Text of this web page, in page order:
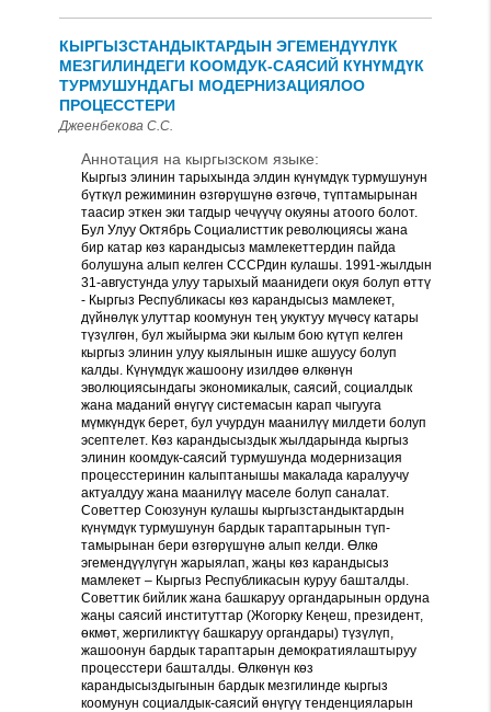
КЫРГЫЗСТАНДЫКТАРДЫН ЭГЕМЕНДҮҮЛҮК
МЕЗГИЛИНДЕГИ КООМДУК-САЯСИЙ КҮНҮМДҮК
ТУРМУШУНДАГЫ МОДЕРНИЗАЦИЯЛОО
ПРОЦЕССТЕРИ
Джеенбекова С.С.
Аннотация на кыргызском языке:
Кыргыз элинин тарыхында элдин күнүмдүк турмушунун
бүткүл режиминин өзгөрүшүнө өзгөчө, түптамырынан
таасир эткен эки тагдыр чечүүчү окуяны атоого болот.
Бул Улуу Октябрь Социалисттик революциясы жана
бир катар көз карандысыз мамлекеттердин пайда
болушуна алып келген СССРдин кулашы. 1991-жылдын
31-августунда улуу тарыхый маанидеги окуя болуп өттү
- Кыргыз Республикасы көз карандысыз мамлекет,
дүйнөлүк улуттар коомунун тең укуктуу мүчөсү катары
түзүлгөн, бул жыйырма эки кылым бою күтүп келген
кыргыз элинин улуу кыялынын ишке ашуусу болуп
калды. Күнүмдүк жашоону изилдөө өлкөнүн
эволюциясындагы экономикалык, саясий, социалдык
жана маданий өнүгүү системасын карап чыгууга
мүмкүндүк берет, бул учурдун маанилүү милдети болуп
эсептелет. Көз карандысыздык жылдарында кыргыз
элинин коомдук-саясий турмушунда модернизация
процесстеринин калыптанышы макалада каралуучу
актуалдуу жана маанилүү маселе болуп саналат.
Советтер Союзунун кулашы кыргызстандыктардын
күнүмдүк турмушунун бардык тараптарынын түп-
тамырынан бери өзгөрүшүнө алып келди. Өлкө
эгемендүүлүгүн жарыялап, жаңы көз карандысыз
мамлекет – Кыргыз Республикасын куруу башталды.
Советтик бийлик жана башкаруу органдарынын ордуна
жаңы саясий институттар (Жогорку Кеңеш, президент,
өкмөт, жергиликтүү башкаруу органдары) түзүлүп,
жашоонун бардык тараптарын демократиялаштыруу
процесстери башталды. Өлкөнүн көз
карандысыздыгынын бардык мезгилинде кыргыз
коомунун социалдык-саясий өнүгүү тенденцияларын